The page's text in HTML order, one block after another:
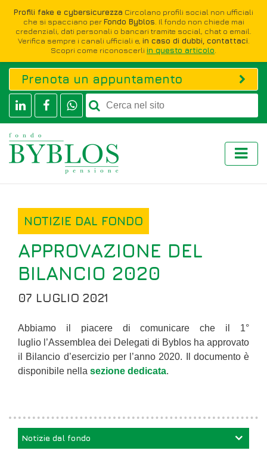
Profili fake e cybersicurezza Circolano profili social non ufficiali
che si spacciano perFondo Byblos . Il fondo non chiede mai
credenziali, dati personali o bancari tramite social, chat o email.
Verifica sempre i canali ufficiali e, in caso di dubbi, contattaci
Scopri come riconoscerli in questo articolo
Prenota un appuntamento
NOTIZIE DAL FONDO
APPROVAZIONE DEL
BILANCIO 2020
07 LUGLIO 2021
Abbiamo il piacere di comunicare che il 1°
luglio l’Assemblea dei Delegati di Byblos ha approvato
il Bilancio d’esercizio per l’anno 2020. Il documento è
disponibile nella sezione dedicata.
Notizie dal fondo